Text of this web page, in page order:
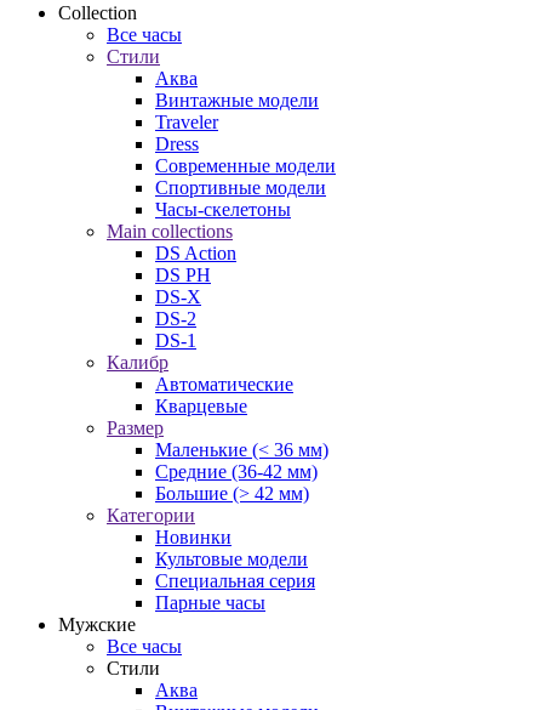
Collection
Все часы
Стили
Аква
Винтажные модели
Traveler
Dress
Современные модели
Спортивные модели
Часы-скелетоны
Main collections
DS Action
DS PH
DS-X
DS-2
DS-1
Калибр
Автоматические
Кварцевые
Размер
Маленькие (< 36 мм)
Средние (36-42 мм)
Большие (> 42 мм)
Категории
Новинки
Культовые модели
Специальная серия
Парные часы
Мужские
Все часы
Стили
Аква